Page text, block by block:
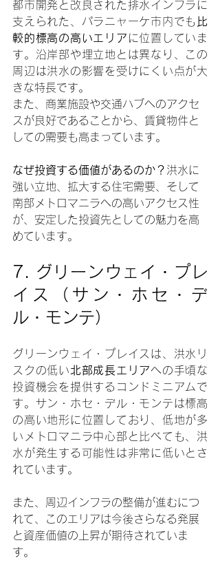
都市開発と改良された排水インフラに
支えられた、パラニャーケ市内でも 比
較的標高の高いエリア に位置していま
す。沿岸部や埋立地とは異なり、この
周辺は洪水の影響を受けにくい点が大
きな特長です。
また、商業施設や交通ハブへのアクセ
スが良好であることから、賃貸物件と
しての需要も高まっています。
なぜ投資する価値があるのか？ 洪水に
強い立地、拡大する住宅需要、そして
南部メトロマニラへの高いアクセス性
が、安定した投資先としての魅力を高
めています。
7. グリーンウェイ・プレ
イス（サン・ホセ・デ
ル・モンテ）
グリーンウェイ・プレイスは、洪水リ
スクの低い北部成長エリアへの手頃な
投資機会を提供するコンドミニアムで
す。サン・ホセ・デル・モンテは標高
の高い地形に位置しており、低地が多
いメトロマニラ中心部と比べても、洪
水が発生する可能性は非常に低いとさ
れています。
また、周辺インフラの整備が進むにつ
れて、このエリアは今後さらなる発展
と資産価値の上昇が期待されていま
す。